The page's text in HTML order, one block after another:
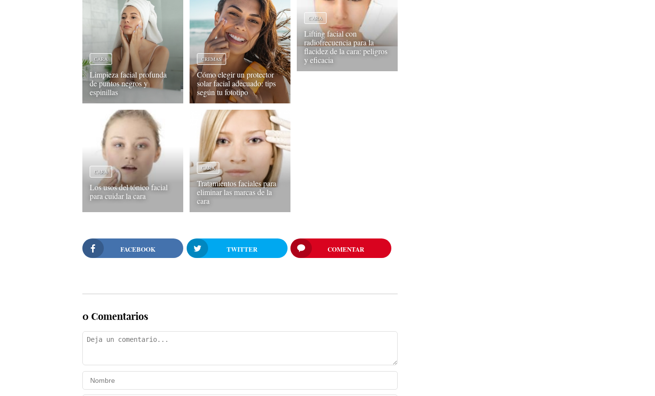
CARA
Limpieza facial profunda
de puntos negros y
espinillas
CREMAS
Cómo elegir un protector
solar facial adecuado: tips
según tu fototipo
CARA
Lifting facial con
radiofrecuencia para la
flacidez de la cara: peligros
y eficacia
CARA
Los usos del tónico facial
para cuidar la cara
CARA
Tratamientos faciales para
eliminar las marcas de la
cara
FACEBOOK TWITTER COMENTAR
0 Comentarios